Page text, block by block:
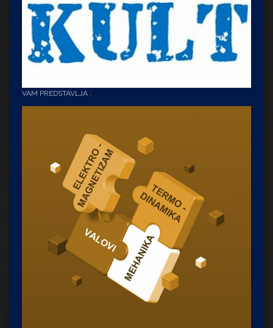
VAM PREDSTAVLJA :